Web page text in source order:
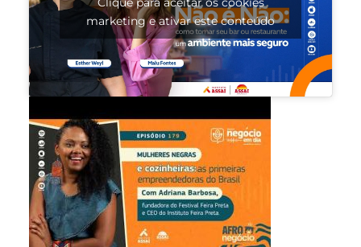
marketing e ativar este conteúdo